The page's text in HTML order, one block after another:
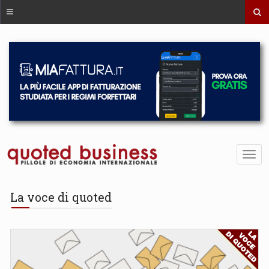
La voce di quoted